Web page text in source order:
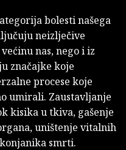
bolesti našega
neizlječive
nas, nego i iz
značajke koje
procese koje
umirali. Zaustavljanje
kisika u tkiva, gašenje
uništenje vitalnih
smrti.